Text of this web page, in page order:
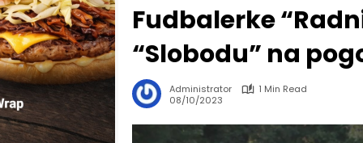
Fudbalerke
“Slobodu” na
Administrator
1 Min Read
08/10/2023